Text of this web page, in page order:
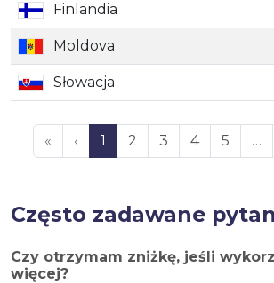
Finlandia
Moldova
Słowacja
« ‹ 1 2 3 4 5 …
Często zadawane
Czy otrzymam zniżkę, jeśli
więcej?